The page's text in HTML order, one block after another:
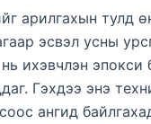
арилгахын тулд
эсвэл усны
ихэвчлэн
Гэхдээ энэ
ангид